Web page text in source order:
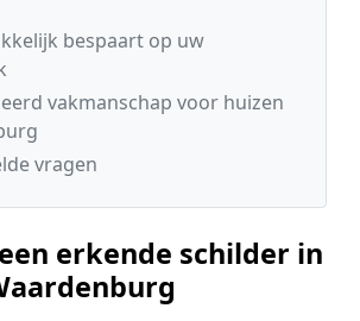
bespaart op uw
vakmanschap voor huizen
vragen
erkende schilder in